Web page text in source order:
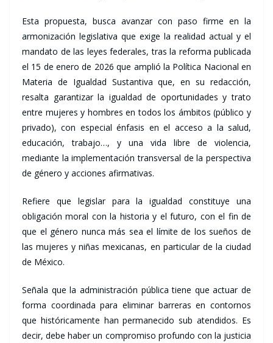
Esta propuesta, busca avanzar con paso firme en la
armonización legislativa que exige la realidad actual y el
mandato de las leyes federales, tras la reforma publicada
el 15 de enero de 2026 que amplió la Política Nacional en
Materia de Igualdad Sustantiva que, en su redacción,
resalta garantizar la igualdad de oportunidades y trato
entre mujeres y hombres en todos los ámbitos (público y
privado), con especial énfasis en el acceso a la salud,
educación, trabajo…, y una vida libre de violencia,
mediante la implementación transversal de la perspectiva
de género y acciones afirmativas.
Refiere que legislar para la igualdad constituye una
obligación moral con la historia y el futuro, con el fin de
que el género nunca más sea el límite de los sueños de
las mujeres y niñas mexicanas, en particular de la ciudad
de México.
Señala que la administración pública tiene que actuar de
forma coordinada para eliminar barreras en contornos
que históricamente han permanecido sub atendidos. Es
decir, debe haber un compromiso profundo con la justicia